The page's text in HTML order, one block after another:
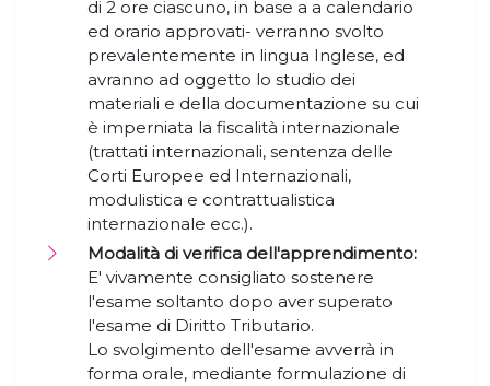
di 2 ore ciascuno, in base a a calendario
ed orario approvati- verranno svolto
prevalentemente in lingua Inglese, ed
avranno ad oggetto lo studio dei
materiali e della documentazione su cui
è imperniata la fiscalità internazionale
(trattati internazionali, sentenza delle
Corti Europee ed Internazionali,
modulistica e contrattualistica
internazionale ecc.).
Modalità di verifica dell'apprendimento:
E' vivamente consigliato sostenere
l'esame soltanto dopo aver superato
l'esame di Diritto Tributario.
Lo svolgimento dell'esame avverrà in
forma orale, mediante formulazione di